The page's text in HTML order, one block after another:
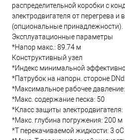
распределительной коробки с
электродвигателя от перегрева
(опциональные принадлежности).
Эксплуатационные параметры
*Напор макс.: 89.74 м
Конструктивный узел
*Индекс минимальной
*Патрубок на напорн. стороне
*Максимальное рабочее
*Макс. содержание песка: 50
*Класс защиты электродвигателя:
*Макс. глубина погружения: 200 м
*Т перекачиваемой жидкости: 3 oC